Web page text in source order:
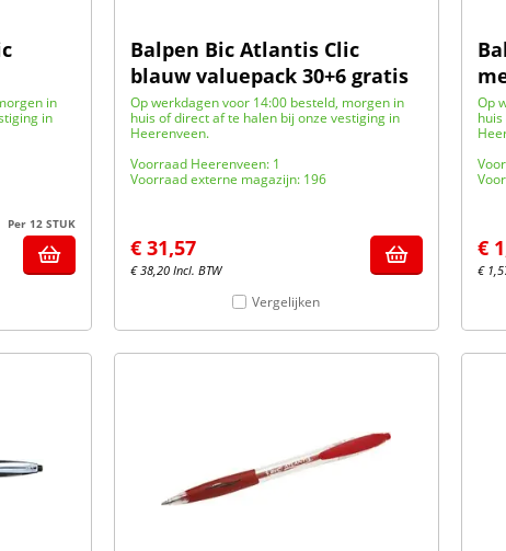
in
in
Per 12 STUK
Balpen Bic Atlantis Clic
blauw valuepack 30+6 gratis
Op werkdagen voor 14:00 besteld, morgen in
huis of direct af te halen bij onze vestiging in
Heerenveen.
Voorraad Heerenveen: 1
Voorraad externe magazijn: 196
€ 31,57
€38,20 Incl. BTW
Vergelijken
Op
€
€